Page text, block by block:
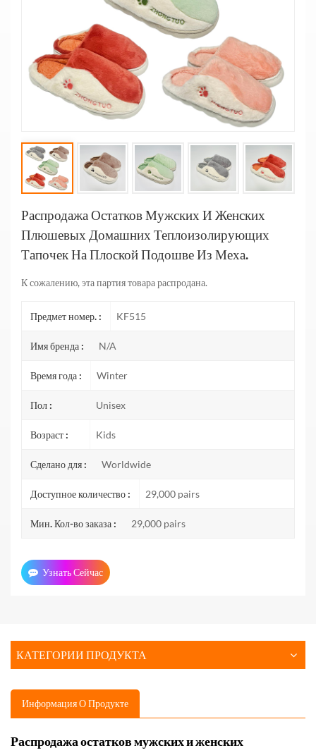
Распродажа Остатков Мужских И Женских
Плюшевых Домашних Теплоизолирующих
Тапочек На Плоской Подошве Из Меха.
К сожалению, эта партия товара распродана.
Предмет номер. : KF515
Имя бренда : N/A
Время года : Winter
Пол : Unisex
Возраст : Kids
Сделано для : Worldwide
Доступное количество : 29,000 pairs
Мин. Кол-во заказа : 29,000 pairs
Узнать Сейчас
КАТЕГОРИИ ПРОДУКТА
Информация О Продукте
Распродажа остатков мужских и женских